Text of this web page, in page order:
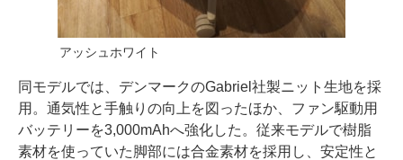
アッシュホワイト
同モデルでは、デンマークのGabriel社製ニット生地を採
用。通気性と手触りの向上を図ったほか、ファン駆動用
バッテリーを3,000mAhへ強化した。従来モデルで樹脂
素材を使っていた脚部には合金素材を採用し、安定性と